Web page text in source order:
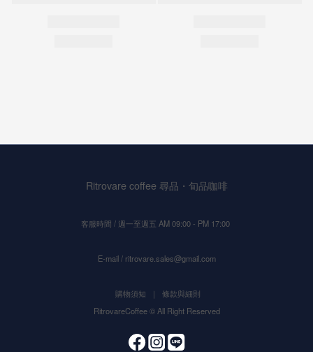
Ritrovare coffee 尋品・旬品咖啡
客服時間 / 週一至週五 AM 09:00 - PM 17:00
E-mail / ritrovare.sales@gmail.com
購物須知 ｜ 條款與細則
RitrovareCoffee © All Right Reserved